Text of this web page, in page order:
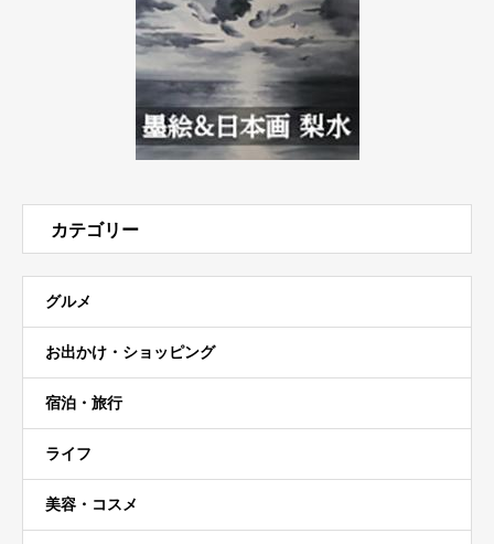
カテゴリー
グルメ
お出かけ・ショッピング
宿泊・旅行
ライフ
美容・コスメ